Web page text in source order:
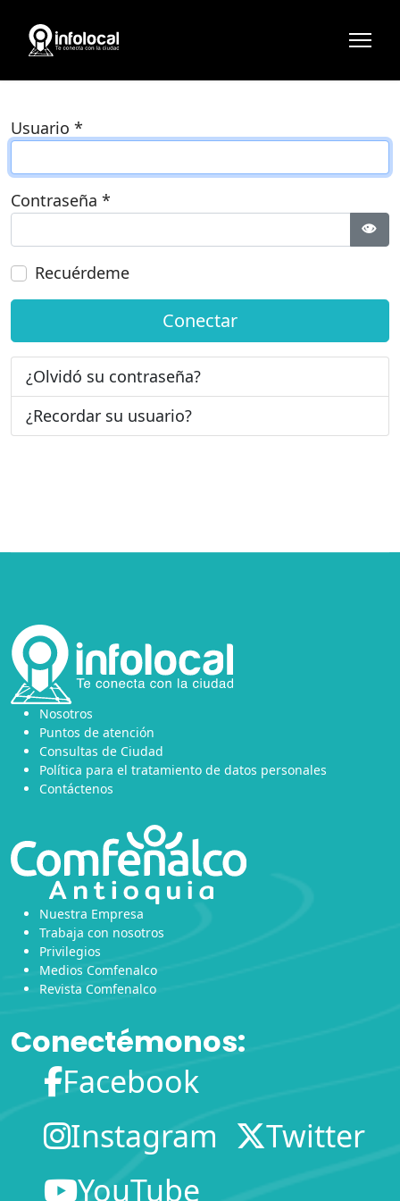
Usuario *
Contraseña *
Recuérdeme
Conectar
¿Olvidó su contraseña?
¿Recordar su usuario?
Nosotros
Puntos de atención
Consultas de Ciudad
Política para el tratamiento de datos personales
Contáctenos
Nuestra Empresa
Trabaja con nosotros
Privilegios
Medios Comfenalco
Revista Comfenalco
Conectémonos:
Facebook
Instagram
Twitter
YouTube